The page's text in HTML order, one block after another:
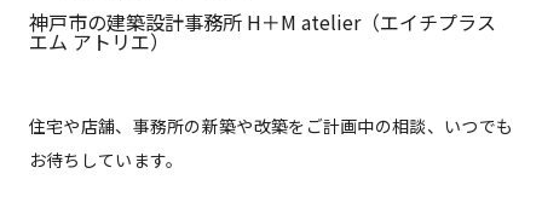
神戸市の建築設計事務所 H＋M atelier（エイチプラス
エム アトリエ）
住宅や店舗、事務所の新築や改築をご計画中の相談、いつでも
お待ちしています。